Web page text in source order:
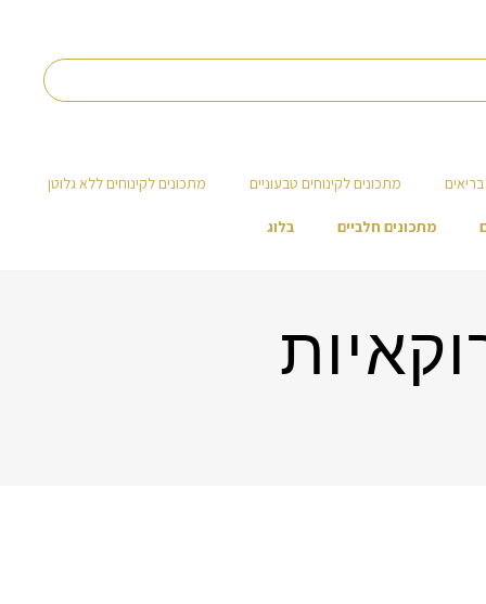
מתכונים לקינוחים טבעוניים מתכונים לקינוחים ללא גלוטן
מתכונים חלביים בלוג